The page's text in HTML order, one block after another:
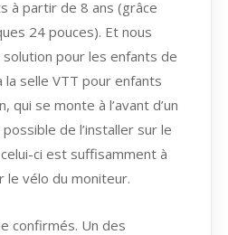
à partir de 8 ans (grâce
24 pouces). Et nous
pour les enfants de
la selle VTT pour enfants
qui se monte à l’avant d’un
de l’installer sur le
ci est suffisamment à
le vélo du moniteur.
confirmés. Un des